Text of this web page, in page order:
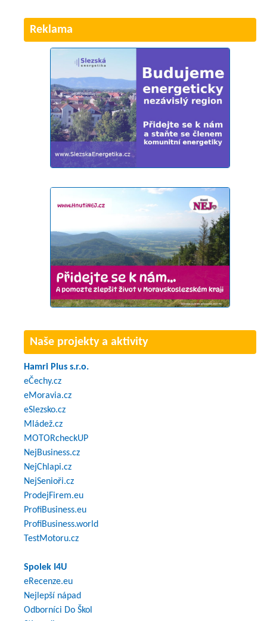
Reklama
Naše projekty a aktivity
Hamri Plus s.r.o.
eČechy.cz
eMoravia.cz
eSlezsko.cz
Mládež.cz
MOTORcheckUP
NejBusiness.cz
NejChlapi.cz
NejSenioři.cz
ProdejFirem.eu
ProfiBusiness.eu
ProfiBusiness.world
TestMotoru.cz
Spolek I4U
eRecenze.eu
Nejlepší nápad
Odborníci Do Škol